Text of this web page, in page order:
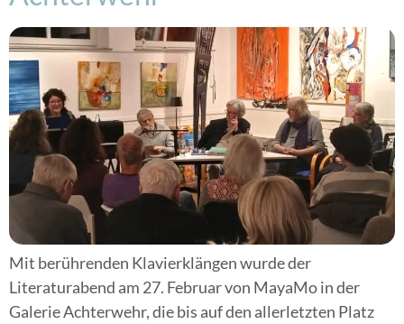
Mit berührenden Klavierklängen wurde der
Literaturabend am 27. Februar von MayaMo in der
Galerie Achterwehr, die bis auf den allerletzten Platz